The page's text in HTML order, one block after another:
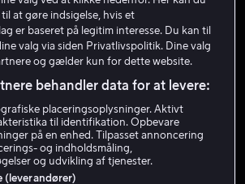
Simo
at gøre indsigelse, hvis et
er baseret på legitim interesse. Du kan til
valg via siden Privatlivspolitik. Dine valg
og gælder kun for dette website.
behandler data for at levere:
placeringsoplysninger. Aktivt
til identifikation. Opbevare
på en enhed. Tilpasset annoncering
og indholdsmåling,
og udvikling af tjenester.
(leverandører)